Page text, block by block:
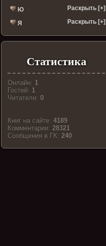
Ю Раскрыть [+]
Я Раскрыть [+]
Статистика
Онлайн: 1
Гостей: 1
Читатели:0
Книг на сайте:4189
Комментарии:28321
Cообщения в ГК:240